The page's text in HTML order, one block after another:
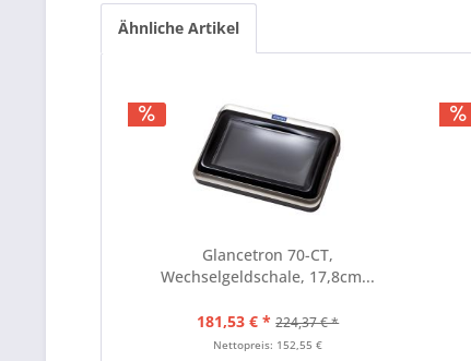
Ähnliche Artikel
Glancetron 70-CT,
Wechselgeldschale, 17,8cm...
181,53 € * 224,37 € *
Nettopreis: 152,55 €